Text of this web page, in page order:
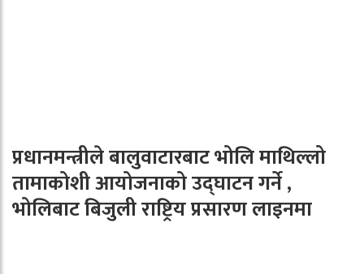
प्रधानमन्त्रीले बालुवाटारबाट भोलि माथिल्लो
तामाकोशी आयोजनाको उद्घाटन गर्ने ,
भोलिबाट बिजुली राष्ट्रिय प्रसारण लाइनमा